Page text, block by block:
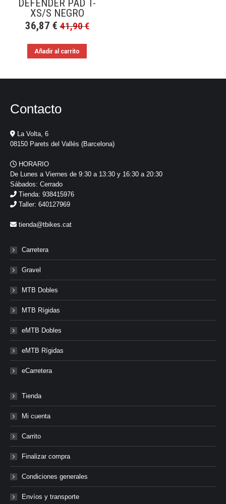
DEFENDER PAD T-
XS/S NEGRO
36,87 € 41,90€
Añadir al carrito
Contacto
La Volta, 6
08150 Parets del Vallés (Barcelona)
HORARIO
De Lunes a Viernes de 9:30 a 13:30 y 16:30 a 20:30
Sábados: Cerrado
Tienda: 938415976
Taller: 640127969
tienda@tbikes.cat
Carretera
Gravel
MTB Dobles
MTB Rígidas
eMTB Dobles
eMTB Rígidas
eCarretera
Tienda
Mi cuenta
Carrito
Finalizar compra
Condiciones generales
Envíos y transporte